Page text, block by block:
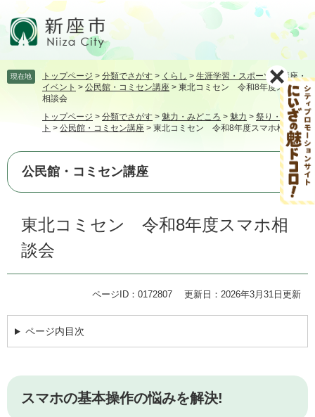
頭飛
文
現在地 トップページ > 分類でさがす > くらし > 生涯学習・スポーツ >講座・
イベント > 公民館・コミセン講座 > 東北コミセン 令和8年度スマホ
相談会
トップページ > 分類でさがす > 魅力・みどころ > 魅力 > 祭り・イベン
ト > 公民館・コミセン講座 > 東北コミセン 令和8年度スマホ相談会
公民館・コミセン講座
東北コミセン 令和8年度スマホ相
談会
ページID：0172807 更新日：2026年3月31日更新
ページ内目次
スマホの基本操作の悩みを解決!